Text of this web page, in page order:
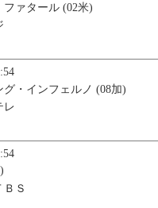
ファタール (02米)
グ・インフェルノ (08加)
レ
ＢＳ